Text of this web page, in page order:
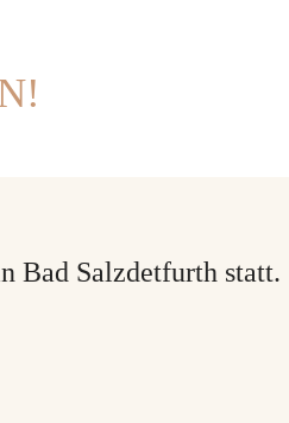
Bad Salzdetfurth statt.